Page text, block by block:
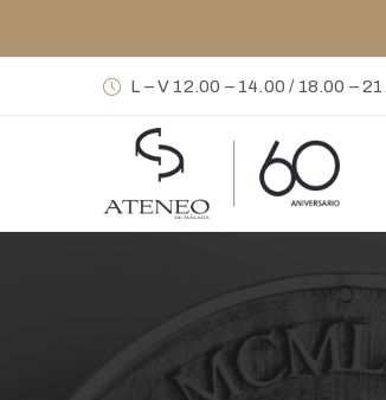
L – V 12.00 – 14.00 / 18.00 –